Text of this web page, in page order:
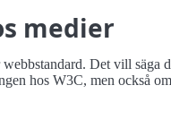
medier
Det vill
hos W3C, men också